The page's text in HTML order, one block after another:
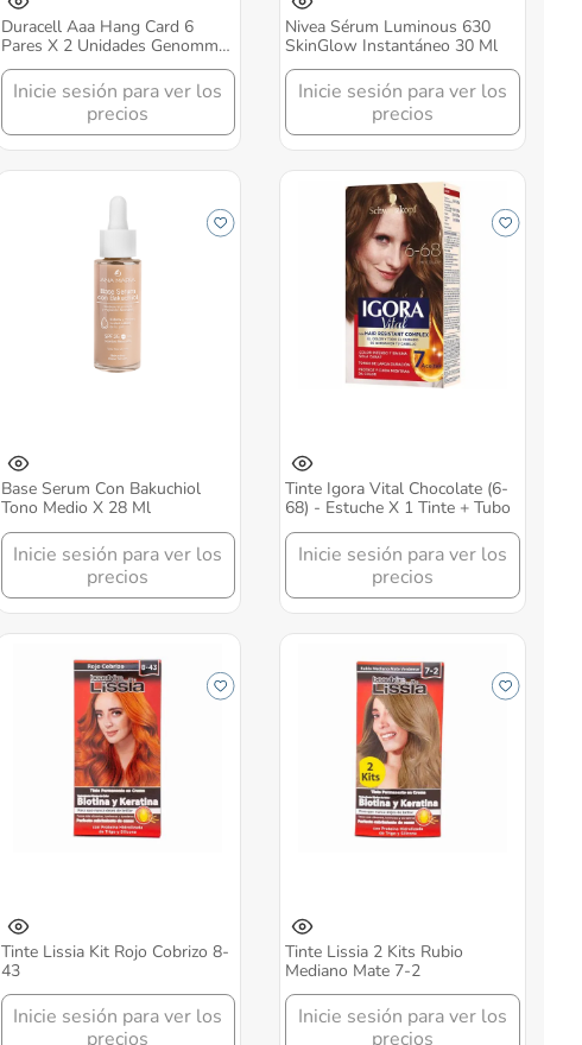
Duracell Aaa Hang Card 6
Pares X 2 Unidades Genomma
Pilas
Inicie sesión para ver los
precios
Nivea Sérum Luminous 630
SkinGlow Instantáneo 30 Ml
Inicie sesión para ver los
precios
Base Serum Con Bakuchiol
Tono Medio X 28 Ml
Inicie sesión para ver los
precios
Tinte Igora Vital Chocolate (6-
68) - Estuche X 1 Tinte + Tubo
Inicie sesión para ver los
precios
Tinte Lissia Kit Rojo Cobrizo 8-
43
Inicie sesión para ver los
precios
Tinte Lissia 2 Kits Rubio
Mediano Mate 7-2
Inicie sesión para ver los
precios